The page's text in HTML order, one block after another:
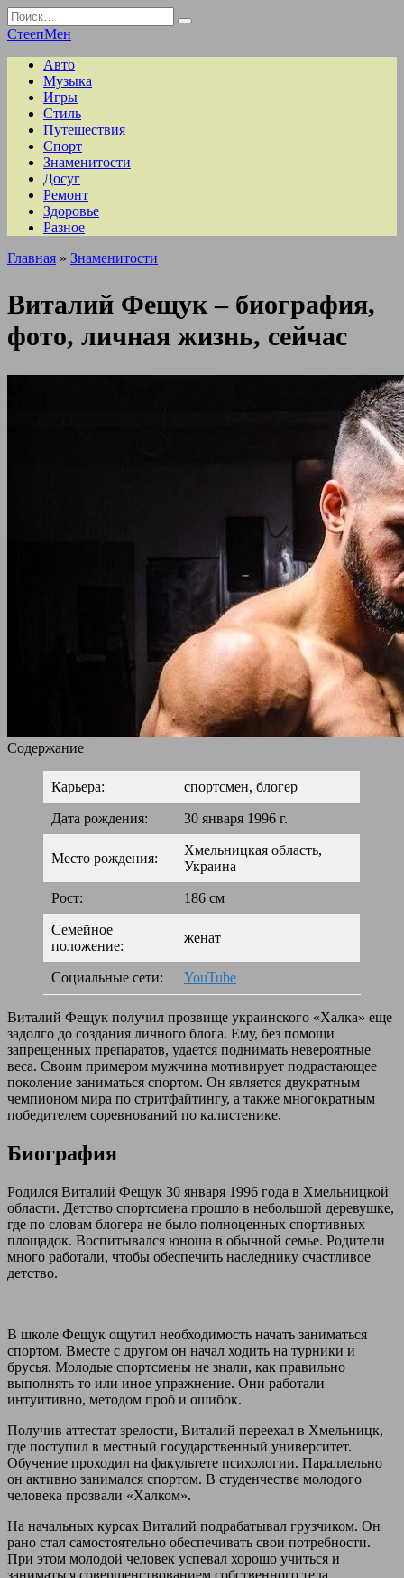
Перейти
к
Search
for:
СтеепМен
Авто
Музыка
Игры
Стиль
Путешествия
Спорт
Знаменитости
Досуг
Ремонт
Здоровье
Разное
Главная » Знаменитости
Виталий Фещук – биография,
фото, личная жизнь, сейчас
Содержание
Карьера: спортсмен, блогер
Дата рождения: 30 января 1996 г.
Место рождения:
Хмельницкая область,
Украина
Рост: 186 см
Семейное
положение:
женат
Социальные сети: YouTube
Виталий Фещук получил прозвище украинского «Халка» еще
задолго до создания личного блога. Ему, без помощи
запрещенных препаратов, удается поднимать невероятные
веса. Своим примером мужчина мотивирует подрастающее
поколение заниматься спортом. Он является двукратным
чемпионом мира по стритфайтингу, а также многократным
победителем соревнований по калистенике.
Биография
Родился Виталий Фещук 30 января 1996 года в Хмельницкой
области. Детство спортсмена прошло в небольшой деревушке,
где по словам блогера не было полноценных спортивных
площадок. Воспитывался юноша в обычной семье. Родители
много работали, чтобы обеспечить наследнику счастливое
детство.
В школе Фещук ощутил необходимость начать заниматься
спортом. Вместе с другом он начал ходить на турники и
брусья. Молодые спортсмены не знали, как правильно
выполнять то или иное упражнение. Они работали
интуитивно, методом проб и ошибок.
Получив аттестат зрелости, Виталий переехал в Хмельницк,
где поступил в местный государственный университет.
Обучение проходил на факультете психологии. Параллельно
он активно занимался спортом. В студенчестве молодого
человека прозвали «Халком».
На начальных курсах Виталий подрабатывал грузчиком. Он
рано стал самостоятельно обеспечивать свои потребности.
При этом молодой человек успевал хорошо учиться и